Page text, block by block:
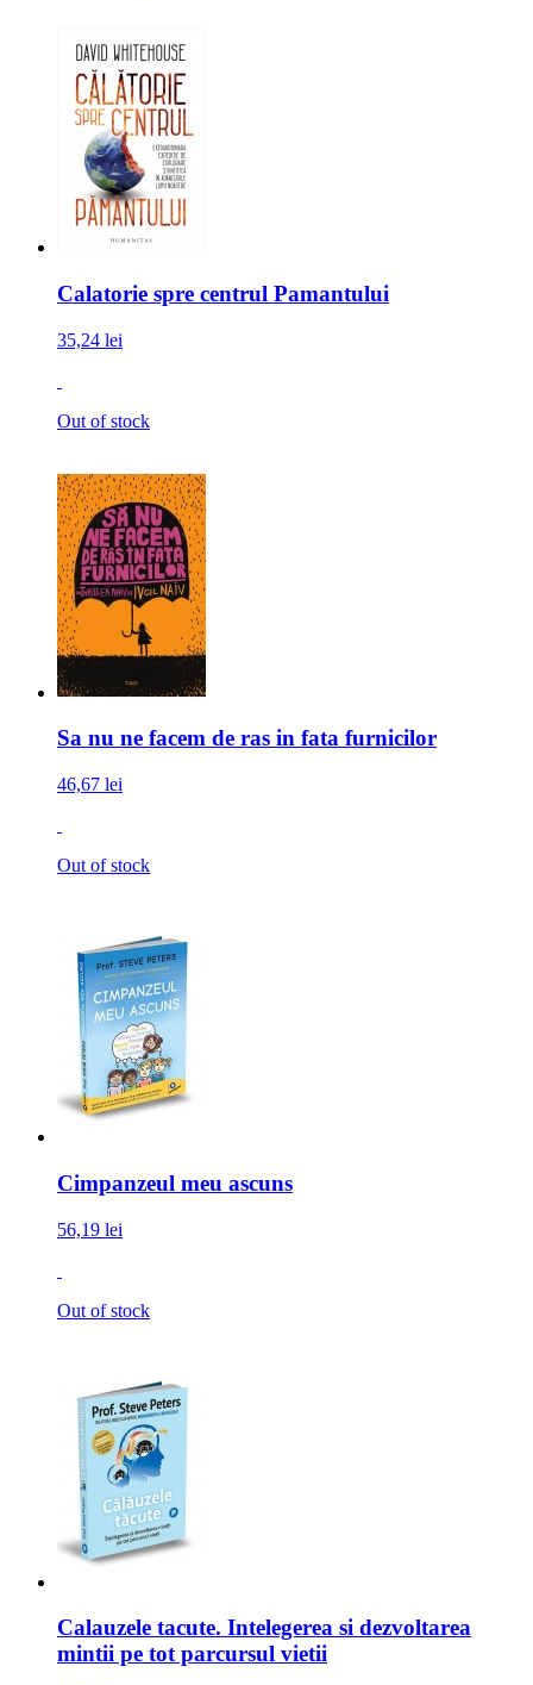
Calatorie spre centrul Pamantului
35,24 lei
Out of stock
Sa nu ne facem de ras in fata furnicilor
46,67 lei
Out of stock
Cimpanzeul meu ascuns
56,19 lei
Out of stock
Calauzele tacute. Intelegerea si dezvoltarea
mintii pe tot parcursul vietii